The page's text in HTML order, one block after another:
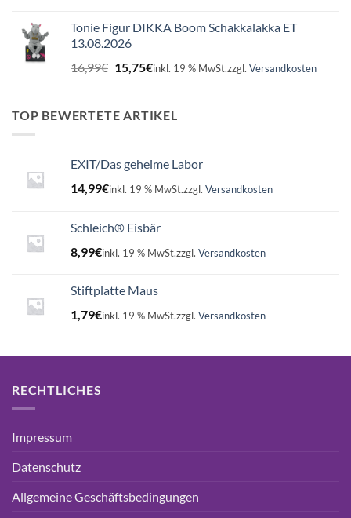
Tonie Figur DIKKA Boom Schakkalakka ET
13.08.2026
16,99€ Ursprünglicher
Preis
16,99€
15,75€Aktueller
15,75€.
inkl. 19 % MwSt.zzgl. Versandkosten
TOP BEWERTETE ARTIKEL
EXIT/Das geheime Labor
14,99€inkl. 19 % MwSt.zzgl. Versandkosten
Schleich® Eisbär
8,99€inkl. 19 % MwSt.zzgl. Versandkosten
Stiftplatte Maus
1,79€inkl. 19 % MwSt.zzgl. Versandkosten
RECHTLICHES
Impressum
Datenschutz
Allgemeine Geschäftsbedingungen